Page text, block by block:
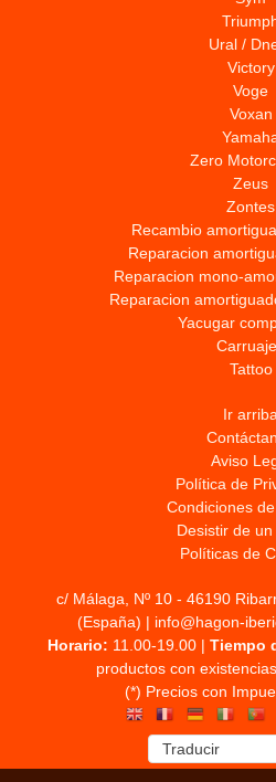
Ural /
Victory
Voge
Voxan
Zero
Zeus
Zontes
Recambio
Reparacion
Reparacion mono-
Reparacion
Yacugar
Tattoo
Ir arriba
Aviso
Política de
Condiciones
Desistir de
Políticas de
c/ Málaga, Nº 10 - 46190
(España) | info@hagon-
Horario: 11.00-19.00 | Tiempo
productos con
(*) Precios con